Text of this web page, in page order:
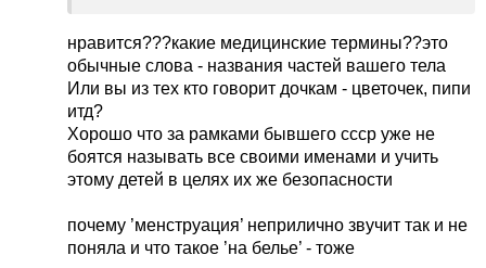
нормально.
Зачем в повседневном обиходе мед термины? Вы
ж не на приеме.
нравится???какие медицинские термины??это
обычные слова - названия частей вашего тела
Или вы из тех кто говорит дочкам - цветочек, пипи
итд?
Хорошо что за рамками бывшего ссср уже не
боятся называть все своими именами и учить
этому детей в целях их же безопасности
почему ’менструация’ неприлично звучит так и не
поняла и что такое ’на белье’ - тоже